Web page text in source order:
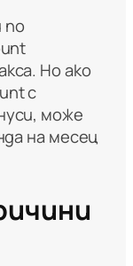
по
Но ако
с
може
на месец